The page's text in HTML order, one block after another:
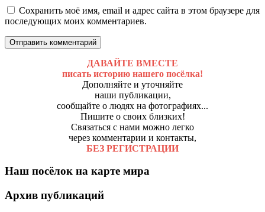
Сохранить моё имя, email и адрес сайта в этом браузере для
последующих моих комментариев.
ДАВАЙТЕ ВМЕСТЕ
писать историю нашего посёлка!
Дополняйте и уточняйте
наши публикации,
сообщайте о людях на фотографиях...
Пишите о своих близких!
Связаться с нами можно легко
через комментарии и контакты,
БЕЗ РЕГИСТРАЦИИ
Наш посёлок на карте мира
Архив публикаций